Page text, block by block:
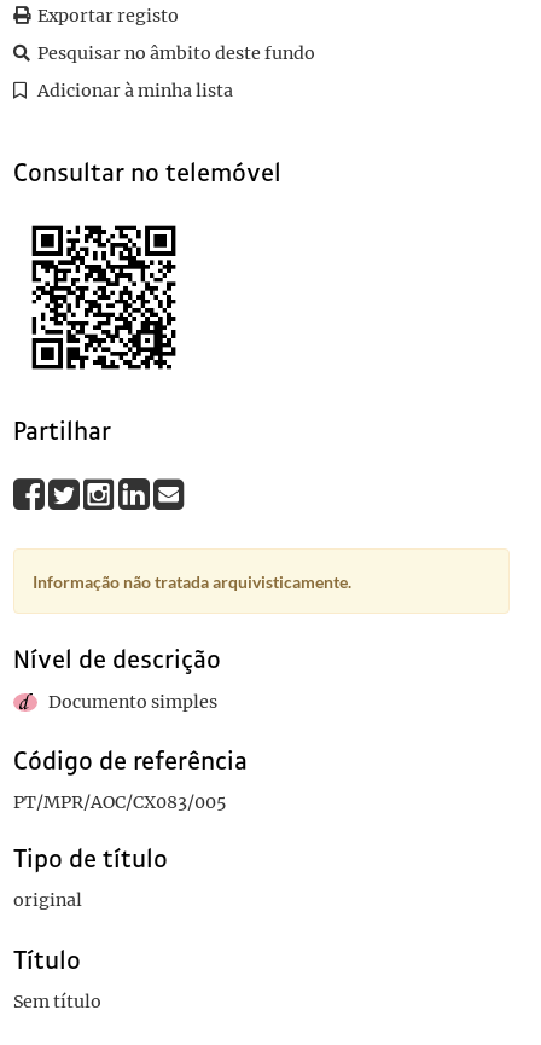
010 Sem título 1929-08-30
011
Sem título
1930-05-15
101 Sem título
Exportar registo
Pesquisar no âmbito deste fundo
Adicionar à minha lista
Consultar no telemóvel
Partilhar
Informação não tratada arquivisticamente.
Nível de descrição
Documento simples
Código de referência
PT/MPR/AOC/CX083/005
Tipo de título
original
Título
Sem título